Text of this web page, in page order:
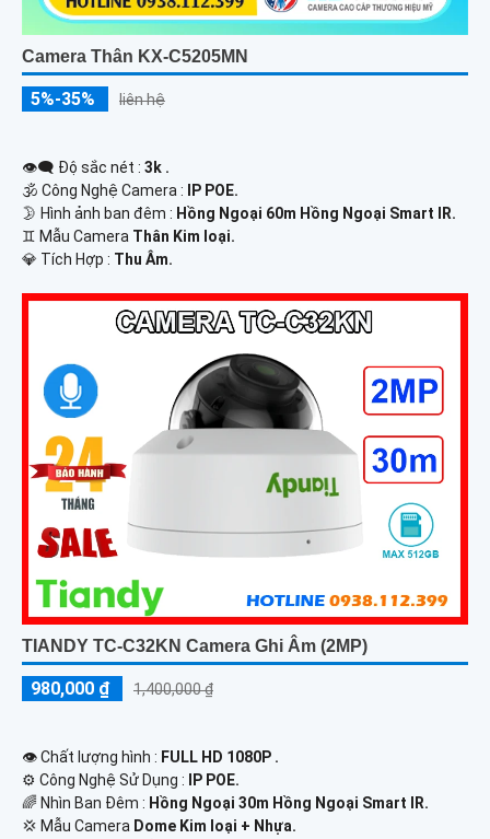
Camera Thân KX-C5205MN
5%-35% liên hệ
👁️‍🗨 Độ sắc nét : 3k .
🕉️ Công Nghệ Camera :
IP POE.
🌛 Hình ảnh ban đêm : Hồng Ngoại 60m Hồng Ngoại Smart IR.
♊ Mẫu Camera Thân Kim loại.
️💎 Tích Hợp : Thu Âm.
TIANDY TC-C32KN Camera Ghi Âm (2MP)
980,000 ₫ 1,400,000 ₫
👁 Chất lượng hình : FULL HD 1080P .
⚙ Công Nghệ Sử Dụng :
IP POE.
🌈 Nhìn Ban Đêm : Hồng Ngoại 30m Hồng Ngoại Smart IR.
💢 Mẫu Camera Dome Kim loại + Nhựa.